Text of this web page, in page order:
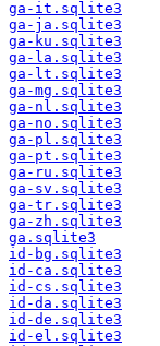
ga-it.sqlite3
ga-ja.sqlite3
ga-ku.sqlite3
ga-la.sqlite3
ga-lt.sqlite3
ga-mg.sqlite3
ga-nl.sqlite3
ga-no.sqlite3
ga-pl.sqlite3
ga-pt.sqlite3
ga-ru.sqlite3
ga-sv.sqlite3
ga-tr.sqlite3
ga-zh.sqlite3
ga.sqlite3
id-bg.sqlite3
id-ca.sqlite3
id-cs.sqlite3
id-da.sqlite3
id-de.sqlite3
id-el.sqlite3